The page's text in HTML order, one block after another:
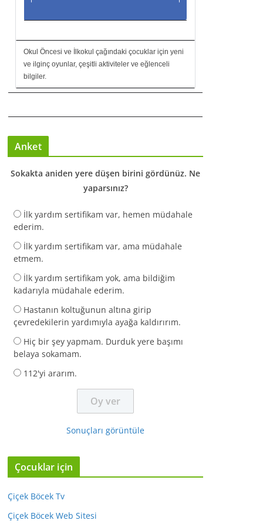
Okul Öncesi ve İlkokul çağındaki çocuklar için yeni
ve ilginç oyunlar, çeşitli aktiviteler ve eğlenceli
bilgiler.
Anket
Sokakta aniden yere düşen birini gördünüz. Ne
yaparsınız?
İlk yardım sertifikam var, hemen müdahale
ederim.
İlk yardım sertifikam var, ama müdahale
etmem.
İlk yardım sertifikam yok, ama bildiğim
kadarıyla müdahale ederim.
Hastanın koltuğunun altına girip
çevredekilerin yardımıyla ayağa kaldırırım.
Hiç bir şey yapmam. Durduk yere başımı
belaya sokamam.
112'yi ararım.
Sonuçları görüntüle
Çocuklar için
Çiçek Böcek Tv
Çiçek Böcek Web Sitesi